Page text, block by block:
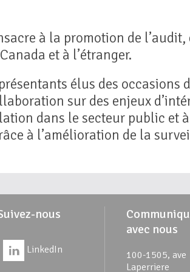
à la promotion de l’audit,
et à l’étranger.
élus des occasions
sur des enjeux
dans le secteur public et à
à l’amélioration de la
nous
LinkedIn
avec nous
100-1505, ave
Laperriere